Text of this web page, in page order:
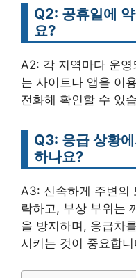
Q2: 공휴일에
요?
A2: 각 지역마다 운
는 사이트나 앱을 이
전화해 확인할 수 있
Q3: 응급 상황
하나요?
A3: 신속하게 주변의
락하고, 부상 부위는
을 방지하며, 응급차
시키는 것이 중요합니